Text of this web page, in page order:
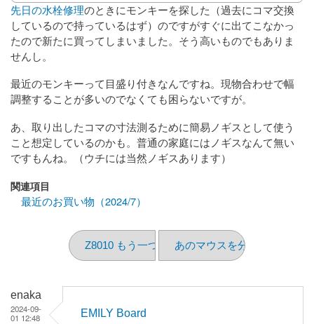
先日の水栓修理のときにモンキーを探した（過去にコマ交換
しているので持っているはず）のですがすぐに出てこなかっ
たので新たに買ってしまいました。そう高いものでもありま
せんし。
最近のモンキーって目盛り付きなんですね。現物合わせで幅
調整することが多いのでなくても困らないですが。
あ、取り出したコマの寸法測るために簡易ノギスとして使う
こと想定しているのかも。普通の家庭にはノギスなんて無い
ですもんね。（ウチには当然ノギスあります）
関連項目
最近のお買い物（2024/7）
Z8010 もう一つ あのマウスを分解してみた
enaka
2024-09-
01 12:48
EMILY Board